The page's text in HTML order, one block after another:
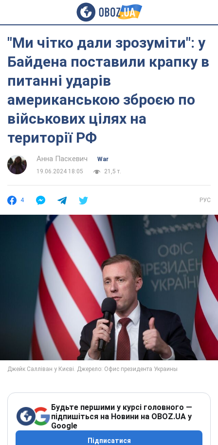
"Ми чітко дали зрозуміти": у
Байдена поставили крапку в
питанні ударів
американською зброєю по
військових цілях на
території РФ
Анна Паскевич
War
19.06.2024 18:05
21,5 т.
4 РУС
Будьте першими у курсі головного —
підпишіться на Новини на OBOZ.UA у
Google
Підписатися